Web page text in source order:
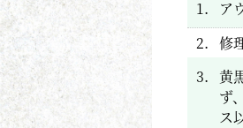
1.
ア
2. 修
3.
黄
ず
ス